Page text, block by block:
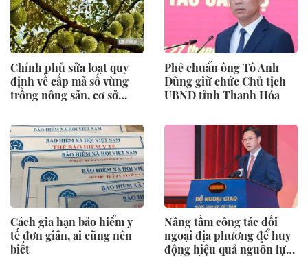
Chính phủ sửa loạt quy
định về cấp mã số vùng
trồng nông sản, cơ sở
Phê chuẩn ông Tô Anh
Dũng giữ chức Chủ tịch
UBND tỉnh Thanh Hóa
Cách gia hạn bảo hiểm y
tế đơn giản, ai cũng nên
biết
Nâng tầm công tác đối
ngoại địa phương để huy
động hiệu quả nguồn lực